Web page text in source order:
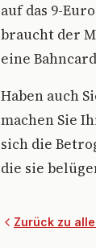
auf das 9-
braucht der
eine
Haben auch
machen Sie
sich die
die sie
Zurück zu